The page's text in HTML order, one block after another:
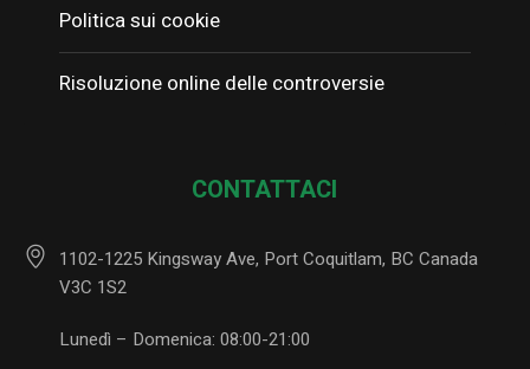
Politica sui cookie
Risoluzione online delle controversie
CONTATTACI
1102-1225 Kingsway Ave, Port Coquitlam, BC Canada
V3C 1S2
Lunedì – Domenica: 08:00-21:00